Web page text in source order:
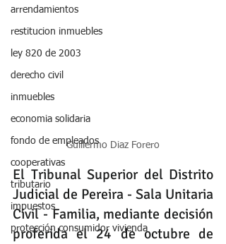
arrendamientos
restitucion inmuebles
ley 820 de 2003
derecho civil
inmuebles
economia solidaria
fondo de empleados
cooperativas
tributario
impuestos
protección consumidor vivienda
Guillermo Diaz Forero
El Tribunal Superior del Distrito
Judicial de Pereira - Sala Unitaria
Civil - Familia, mediante decisión
proferida el 24 de octubre de